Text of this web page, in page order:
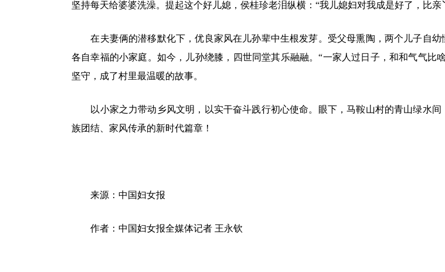
坚持每天给婆婆洗澡。提起这个好儿媳，侯桂珍老泪纵横：“我儿媳妇对我成是好了，比亲
在夫妻俩的潜移默化下，优良家风在儿孙辈中生根发芽。受父母熏陶，两个儿子自
各自幸福的小家庭。如今，儿孙绕膝，四世同堂其乐融融。“一家人过日子，和和气气比
坚守，成了村里最温暖的故事。
以小家之力带动乡风文明，以实干奋斗践行初心使命。眼下，马鞍山村的青山绿水
族团结、家风传承的新时代篇章！
来源：中国妇女报
作者： 中国妇女报全媒体记者 王永钦